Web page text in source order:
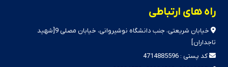
راه های ارتباطی
خیابان شریعتی، جنب دانشگاه نوشیروانی، خیابان مصلی 9[شهید
تاجداران]
کد پستی : 4714885596